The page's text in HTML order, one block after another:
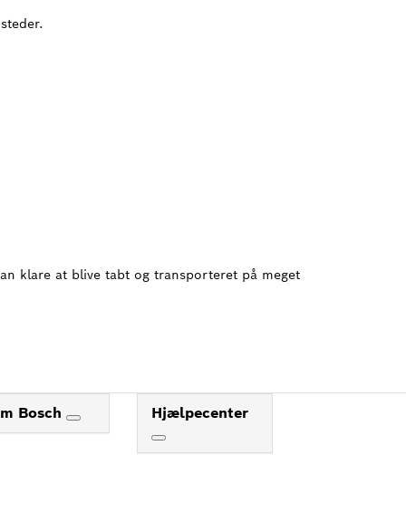
klare at blive tabt og transporteret på meget
Bosch Hjælpecenter